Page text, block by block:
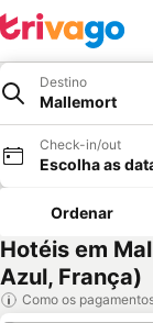
Destino
Mallemort
Check-in/out
Escolha as
Ordenar
Hotéis em
Azul, França)
Como os